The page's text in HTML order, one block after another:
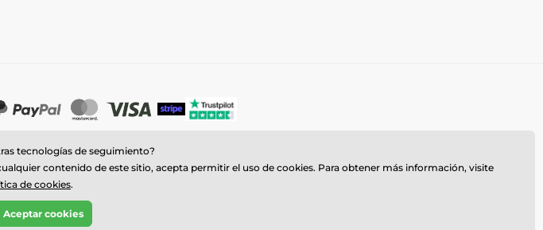
electrónica creada por
tecnologías de seguimiento?
contenido de este sitio, acepta permitir el uso de cookies. Para obtener más información, visite
de cookies.
Aceptar cookies